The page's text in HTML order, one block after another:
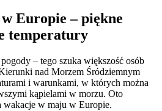
Europie – piękne
temperatury
– tego szuka większość osób
nad Morzem Śródziemnym
i warunkami, w których można
kąpielami w morzu. Oto
wakacje w maju w Europie.